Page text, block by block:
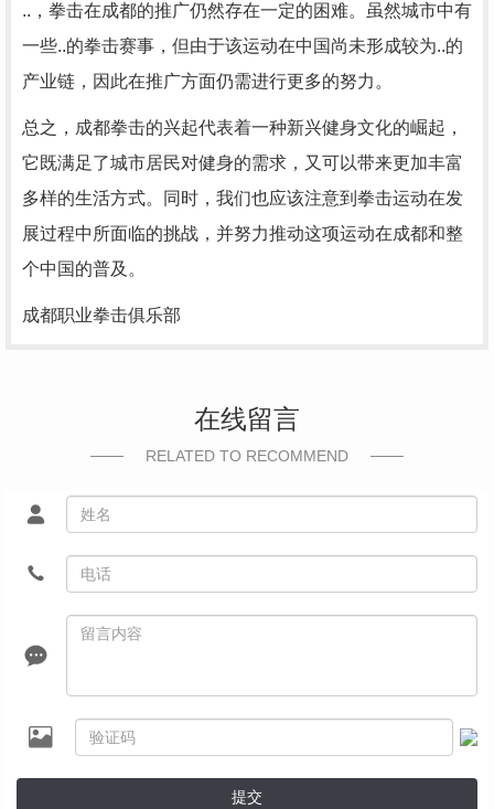
..，拳击在成都的推广仍然存在一定的困难。虽然城市中有
一些..的拳击赛事，但由于该运动在中国尚未形成较为..的
产业链，因此在推广方面仍需进行更多的努力。
总之，成都拳击的兴起代表着一种新兴健身文化的崛起，
它既满足了城市居民对健身的需求，又可以带来更加丰富
多样的生活方式。同时，我们也应该注意到拳击运动在发
展过程中所面临的挑战，并努力推动这项运动在成都和整
个中国的普及。
成都职业拳击俱乐部
在线留言
RELATED TO RECOMMEND
提交